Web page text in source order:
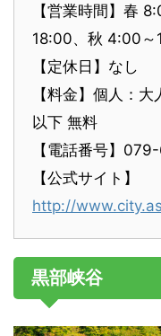
【営業時間】春
18:00、秋 4:00
【定休日】なし
【料金】個人：
以下 無料
【電話番号】
【公式サイト】
http://
黒部峡谷